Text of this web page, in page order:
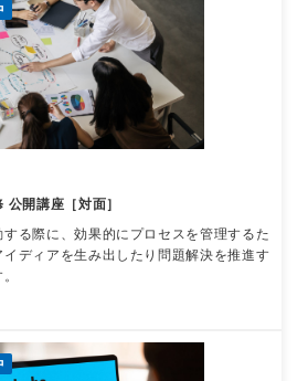
開講座［対面］
る際に、効果的にプロセスを管理するた
ディアを生み出したり問題解決を推進す